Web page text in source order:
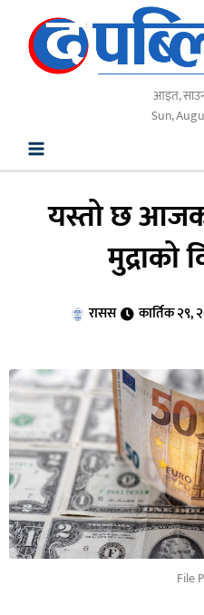
content
आइत,
Sun,
यस्तो छ
मुद्राको
रासस कार्तिक २९,
File